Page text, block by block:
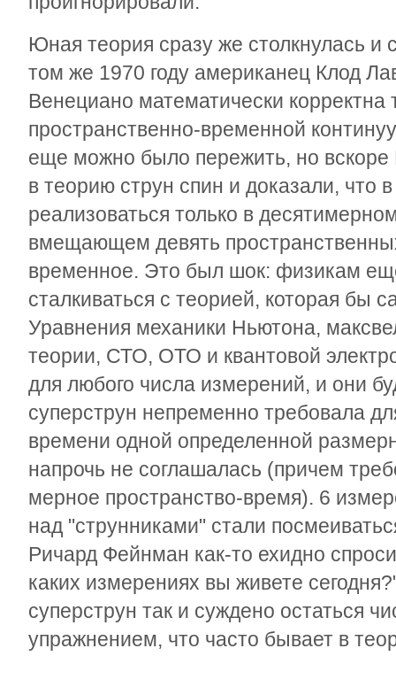
Юная теория сразу же столкнулась и
том же 1970 году американец Клод
Венециано математически корректна
пространственно-временной
еще можно было пережить, но
в теорию струн спин и доказали, что
реализоваться только в
вмещающем девять
временное. Это был шок: физикам
сталкиваться с теорией, которая бы
Уравнения механики Ньютона,
теории, СТО, ОТО и квантовой
для любого числа измерений, и они
суперструн непременно требовала
времени одной определенной
напрочь не соглашалась (причем
мерное пространство-время). 6
над "струнниками" стали
Ричард Фейнман как-то ехидно
каких измерениях вы живете
суперструн так и суждено остаться
упражнением, что часто бывает в